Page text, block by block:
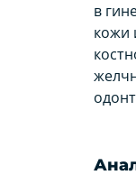
в
кожи